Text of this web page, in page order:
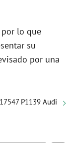
lo que
su
por una
17547 P1139 Audi